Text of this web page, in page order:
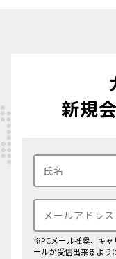
新規
※PCメール推奨、キャ
ールが受信出来るよう